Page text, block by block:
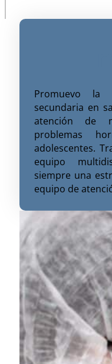
Promuevo la
secundaria en
atención de
problemas
adolescentes.
equipo
siempre una
equipo de